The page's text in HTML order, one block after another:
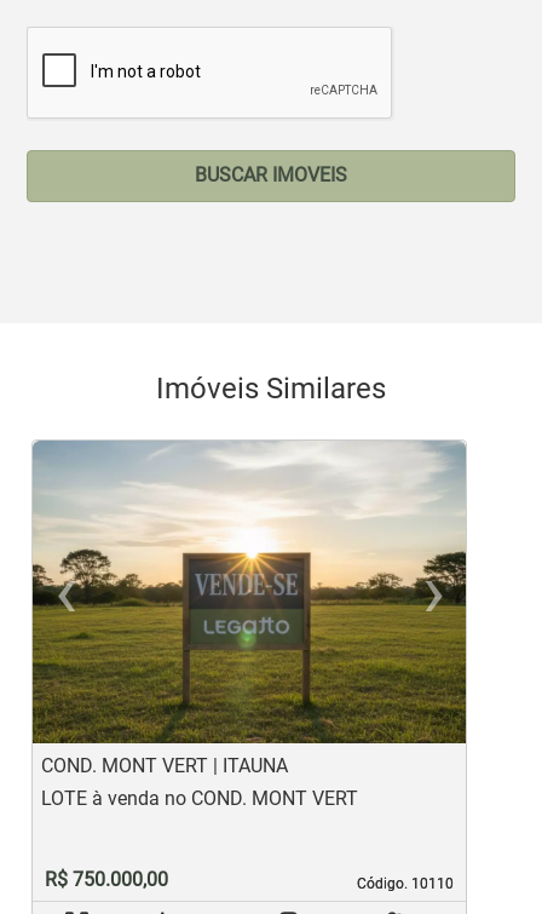
BUSCAR IMOVEIS
Imóveis Similares
‹
Previous
›
COND. MONT VERT | ITAUNA
Código. 10110
Código. 10110
LOTE à venda no COND. MONT VERT
R$ 750.000,00